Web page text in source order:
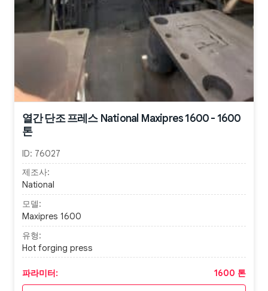
열간 단조 프레스 National Maxipres 1600 - 1600
톤
ID: 76027
제조사:
National
모델:
Maxipres 1600
유형:
Hot forging press
파라미터: 1600 톤